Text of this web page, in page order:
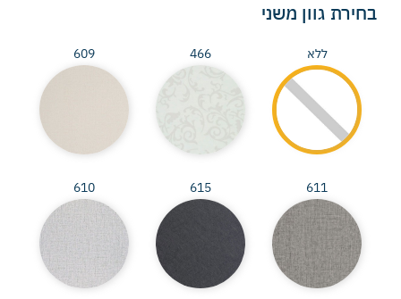
בחירת גוון משני
ללא 466
609
611
615
610